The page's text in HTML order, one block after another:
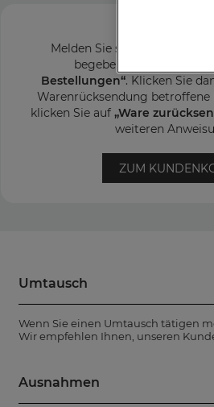
Melden Sie sich in Ihrem
begeben Sie sich in die
Bestellungen“. Klicken Sie
Warenrücksendung betroffene
klicken Sie auf „Ware
weiteren
ZUM
Umtausch
Wenn Sie einen Umtausch tätigen
Wir empfehlen Ihnen, unseren
Ausnahmen